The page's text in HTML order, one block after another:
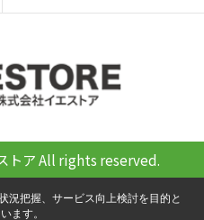
トア All rights reserved.
況把握、サービス向上検討を目的と
ます。